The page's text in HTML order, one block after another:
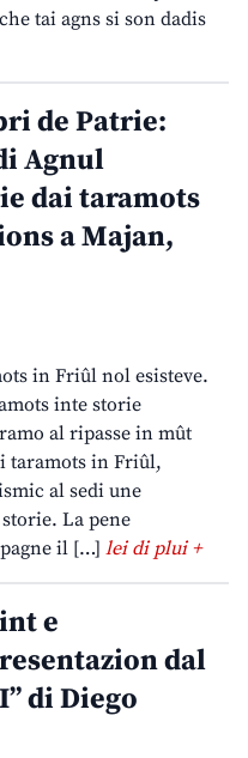
tai agns si son dadis
de Patrie:
Agnul
dai taramots
a Majan,
in Friûl nol esisteve.
inte storie
al ripasse in mût
taramots in Friûl,
al sedi une
La pene
il […] lei di plui +
e
dal
di Diego